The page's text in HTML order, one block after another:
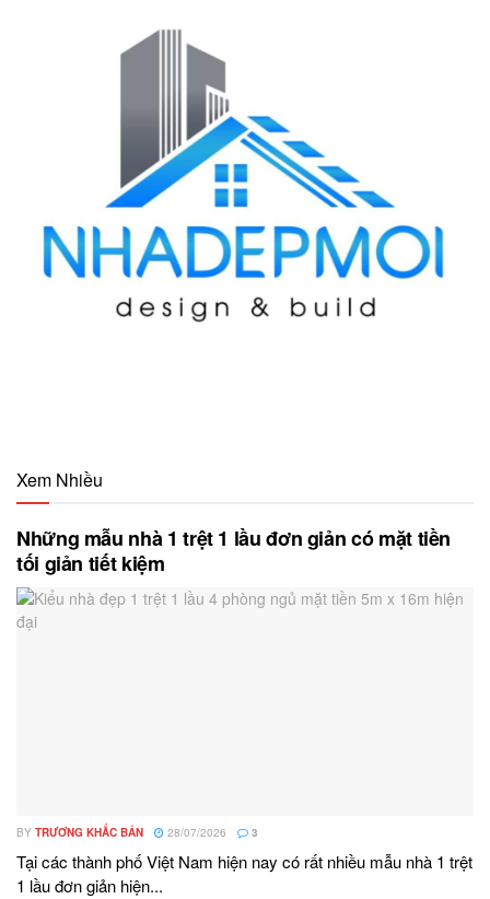
Xem Nhiều
Những mẫu nhà 1 trệt 1 lầu đơn giản có mặt tiền
tối giản tiết kiệm
BY TRƯƠNG KHẮC BẢN 28/07/2026 3
Tại các thành phố Việt Nam hiện nay có rất nhiều mẫu nhà 1 trệt
1 lầu đơn giản hiện...